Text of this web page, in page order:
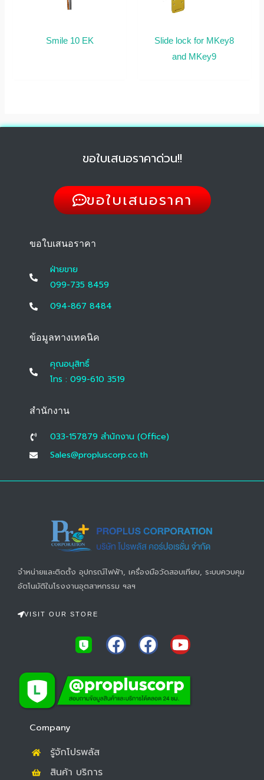
Smile 10 EK
Slide lock for MKey8
and MKey9
ขอใบเสนอราคาด่วน!!
ขอใบเสนอราคา
ขอใบเสนอราคา
ฝ่ายขาย
099-735 8459
094-867 8484
ข้อมูลทางเทคนิค
คุณอนุสิทธิ์
โทร : 099-610 3519
สำนักงาน
033-157879 สํานักงาน (Office)
Sales@propluscorp.co.th
จำหน่ายและติดตั้ง อุปกรณ์ไฟฟ้า, เครื่องมือวัดสอบเทียบ, ระบบควบคุม
อัตโนมัติในโรงงานอุตสาหกรรม ฯลฯ
VISIT OUR STORE
F
a
c
e
b
F
a
c
e
b
Y
o
u
t
u
Company
รู้จักโปรพลัส
สินค้า บริการ